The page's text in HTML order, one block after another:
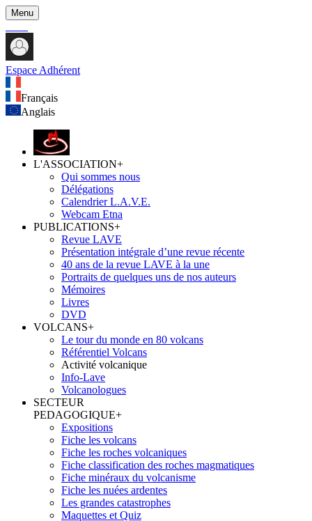
Menu
Espace Adhérent
Français
Anglais
L'ASSOCIATION+
Qui sommes nous
Délégations
Calendrier L.A.V.E.
Webcam Etna
PUBLICATIONS+
Revue LAVE
Présentation intégrale d’une revue récente
40 ans de la revue LAVE à la une
Portraits de quelques uns de nos auteurs
Mémoires
Livres
DVD
VOLCANS+
Le tour du monde en 80 volcans
Référentiel Volcans
Activité volcanique
Info-Lave
Volcanologues
SECTEUR
PEDAGOGIQUE+
Expositions
Fiche les volcans
Fiche les roches volcaniques
Fiche classification des roches magmatiques
Fiche minéraux du volcanisme
Fiche les nuées ardentes
Les grandes catastrophes
Maquettes et Quiz